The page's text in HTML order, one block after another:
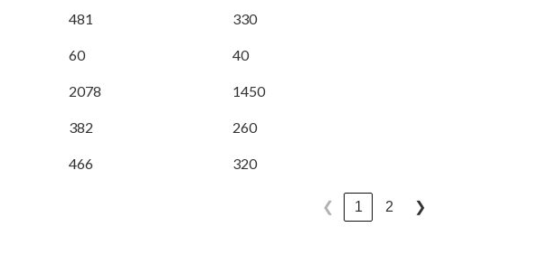
481 330
60 40
2078 1450
382 260
466 320
❮ 1 2 ❯